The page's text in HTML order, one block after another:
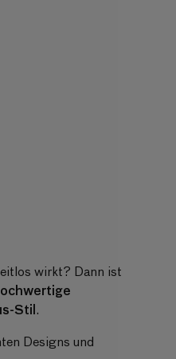
wirkt? Dann ist
Stil.
Designs und